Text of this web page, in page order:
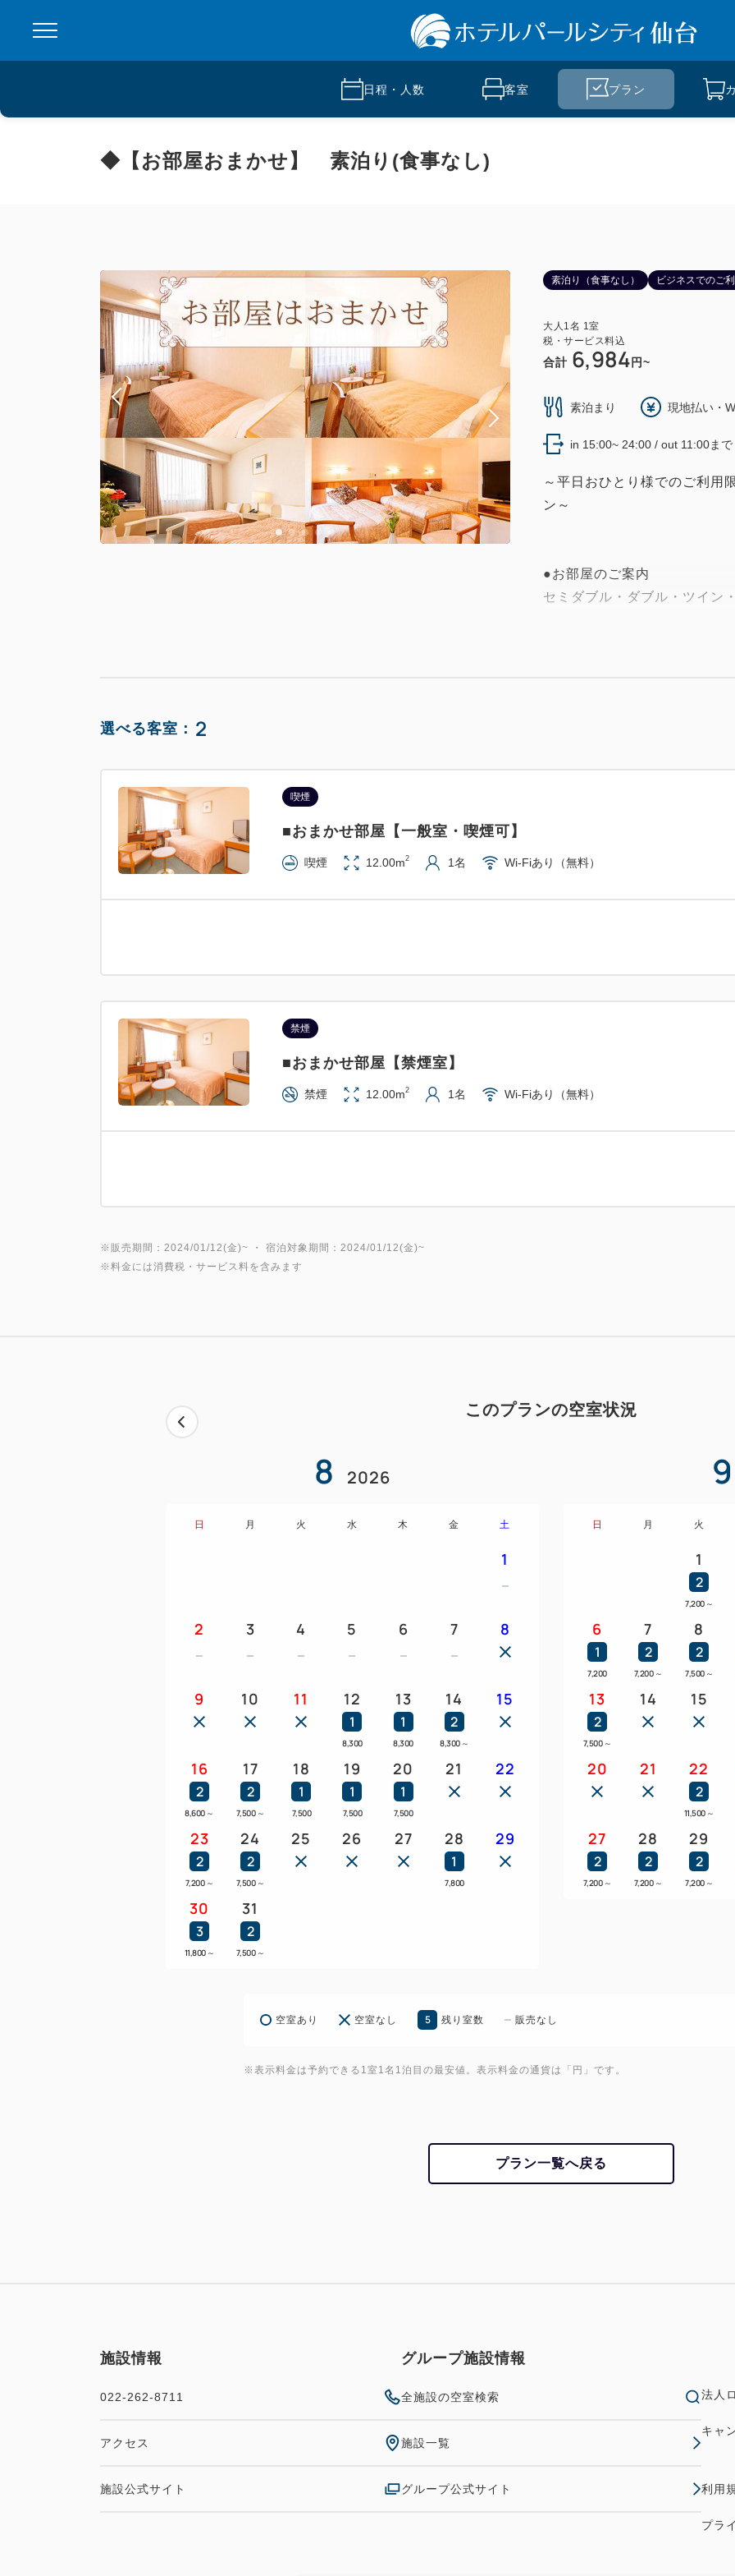
日程・人数 客室 プラン
◆【お部屋おまかせ】 素泊り(食事なし)
素泊り（食事なし） ビジネスでのご
大人 1名 1室
税・サービス料込
合計 6,984 円~
素泊まり 現地払い・
in 15:00~ 24:00 / out 11:00まで
～平日おひとり様でのご利用
ン～
●お部屋のご案内
セミダブル・ダブル・ツイン
・ゆったりステイ(チェック
・全室無線LAN(Wi-Fi)対応で
※無線LAN(Wi-Fi)は時間帯
・契約駐車場の事前予約はで
・契約駐車場が満車の場合、
仙台藩祖伊達政宗公の遺命
長床が国の重要文化財に、
伊達62万石の居城、仙台城(
今では城は消失し、石垣と
●特記事項
2026年1月13日宿泊から宮城
が別途必要です。
但し、宿泊料金が1人1泊あ
税されません。
選べる客室： 2
喫煙
■おまかせ部屋【一般室・喫煙可】
喫煙 12.00m2 1名 Wi-Fiあり（無料）
禁煙
■おまかせ部屋【禁煙室】
禁煙 12.00m2 1名 Wi-Fiあり（無料）
※販売期間：2024/01/12(金)~ ・ 宿泊対象期間：2024/01/12(金)~
※料金には消費税・サービス料を含みます
このプランの空室状況
8 2026
日 月 火 水 木 金 土
1
2 3 4 5 6 7 8
9 10 11 12
1
8,300
13
1
8,300
14
2
8,300 ～
15
16
2
8,600 ～
17
2
7,500 ～
18
1
7,500
19
1
7,500
20
1
7,500
21 22
23
2
7,200 ～
24
2
7,500 ～
25 26 27 28
1
7,800
29
30
3
11,800 ～
31
2
7,500 ～
9
日 月 火
1
2
7,200 ～
6
1
7,200
7
2
7,200 ～
8
2
7,500 ～
13
2
7,500 ～
14 15
20 21 22
2
11,500 ～
27
2
7,200 ～
28
2
7,200 ～
29
2
7,200 ～
空室あり 空室なし 5 残り室数 販売なし
※表示料金は予約できる1室1名1泊目の最安値。表示料金の通貨は「円」です。
プラン一覧へ戻る
施設情報
022-262-8711
アクセス
施設公式サイト
グループ施設情報
全施設の空室検索
施設一覧
グループ公式サイト
法人
キャ
利用
プラ